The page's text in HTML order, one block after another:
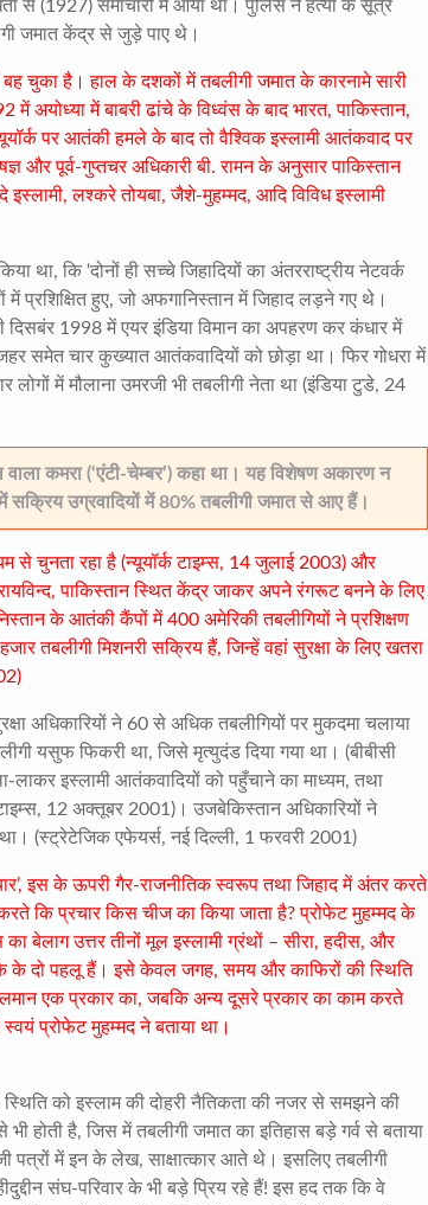
से (1927)समाचारों में आया था। पुलिस ने हत्या के सूत्र
जमात केंद्र से जुड़े पाए थे।
बह चुका है। हाल के दशकों में तबलीगी जमात के कारनामे सारी
में अयोध्या में बाबरी ढांचे के विध्वंस के बाद भारत,पाकिस्तान,
पर आतंकी हमले के बाद तो वैश्विक इस्लामी आतंकवाद पर
और पूर्व-गुप्तचर अधिकारी बी. रामन के अनुसार पाकिस्तान
इस्लामी,लश्करे तोयबा,जैशे-मुहम्मद, आदि विविध इस्लामी
था, कि ‘दोनों ही सच्चे जिहादियों का अंतरराष्ट्रीय नेटवर्क
प्रशिक्षित हुए, जो अफगानिस्तान में जिहाद लड़ने गए थे।
दिसबंर 1998 में एयर इंडिया विमान का अपहरण कर कंधार में
समेत चार कुख्यात आतंकवादियों को छोड़ा था। फिर गोधरा में
लोगों में मौलाना उमरजी भी तबलीगी नेता था (इंडिया टुडे, 24
कमरा (‘एंटी-चेम्बर’) कहा था। यह विशेषण अकारण न
उग्रवादियों में 80% तबलीगी जमात से आए हैं।
चुनता रहा है (न्यूयॉर्क टाइम्स, 14जुलाई2003) और
,पाकिस्तान स्थित केंद्र जाकर अपने रंगरूट बनने के लिए
के आतंकी कैंपों में400 अमेरिकी तबलीगियों ने प्रशिक्षण
हजार तबलीगी मिशनरी सक्रिय हैं,जिन्हें वहां सुरक्षा के लिए खतरा
अधिकारियों ने 60 से अधिक तबलीगियों पर मुकदमा चलाया
यसुफ फिकरी था, जिसे मृत्युदंड दिया गया था। (बीबीसी
लाकर इस्लामी आतंकवादियों को पहुँचाने का माध्यम, तथा
, 12 अक्तूबर 2001) । उजबेकिस्तान अधिकारियों ने
(स्ट्रेटेजिक एफेयर्स, नई दिल्ली, 1 फरवरी 2001)
,इस के ऊपरी गैर-राजनीतिक स्वरूप तथा जिहाद में अंतर करते
कि प्रचार किस चीज का किया जाता है?प्रोफेट मुहम्मद के
का बेलाग उत्तर तीनों मूल इस्लामी ग्रंथों – सीरा,हदीस, और
के दो पहलू हैं। इसे केवल जगह,समय और काफिरों की स्थिति
एक प्रकार का,जबकि अन्य दूसरे प्रकार का काम करते
स्वयं प्रोफेट मुहम्मद ने बताया था।
को इस्लाम की दोहरी नैतिकता की नजर से समझने की
भी होती है, जिस में तबलीगी जमात का इतिहास बड़े गर्व से बताया
पत्रों में इन के लेख, साक्षात्कार आते थे। इसलिए तबलीगी
संघ-परिवार के भी बड़े प्रिय रहे हैं! इस हद तक कि वे